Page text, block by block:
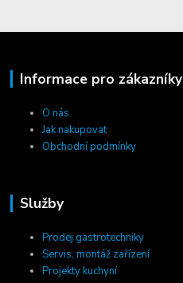
Informace pro zákazníky
O nás
Jak nakupovat
Obchodní podmínky
Služby
Prodej gastrotechniky
Servis, montáž zařízení
Projekty kuchyní